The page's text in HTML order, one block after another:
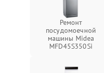
Ремонт
посудомоечной
машины Midea
MFD45S350Si